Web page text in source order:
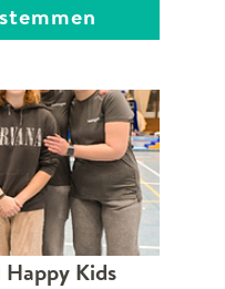
Happy Kids